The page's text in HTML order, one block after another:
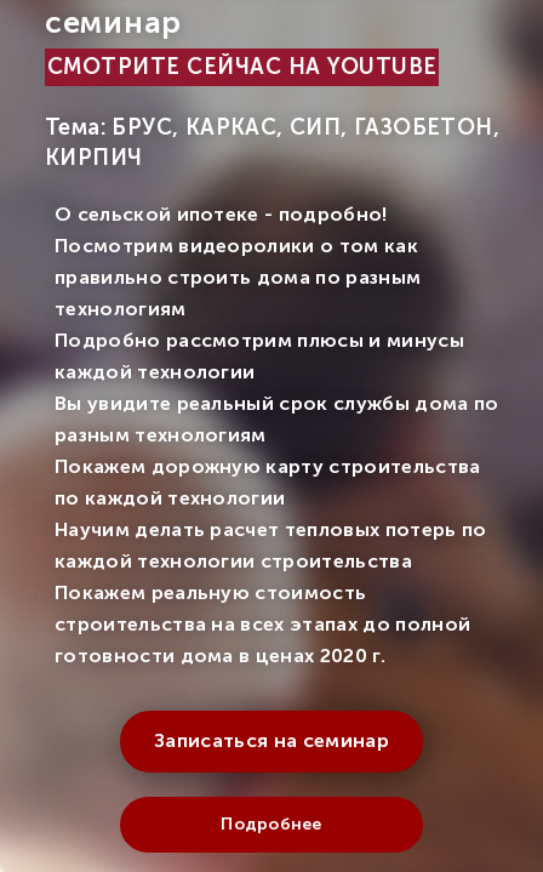
семинар
СМОТРИТЕ СЕЙЧАС НА YOUTUBE
Тема: БРУС, КАРКАС, СИП, ГАЗОБЕТОН,
КИРПИЧ
О сельской ипотеке - подробно!
Посмотрим видеоролики о том как
правильно строить дома по разным
технологиям
Подробно рассмотрим плюсы и минусы
каждой технологии
Вы увидите реальный срок службы дома по
разным технологиям
Покажем дорожную карту строительства
по каждой технологии
Научим делать расчет тепловых потерь по
каждой технологии строительства
Покажем реальную стоимость
строительства на всех этапах до полной
готовности дома в ценах 2020 г.
Записаться на семинар
Подробнее